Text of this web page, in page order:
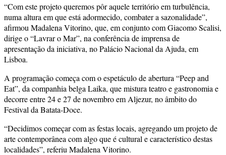
“Com este projeto queremos pôr aquele território em turbulência,
numa altura em que está adormecido, combater a sazonalidade”,
afirmou Madalena Vitorino, que, em conjunto com Giacomo Scalisi,
dirige o “Lavrar o Mar”, na conferência de imprensa de
apresentação da iniciativa, no Palácio Nacional da Ajuda, em
Lisboa.
A programação começa com o espetáculo de abertura “Peep and
Eat”, da companhia belga Laika, que mistura teatro e gastronomia e
decorre entre 24 e 27 de novembro em Aljezur, no âmbito do
Festival da Batata-Doce.
“Decidimos começar com as festas locais, agregando um projeto de
arte contemporânea com algo que é cultural e característico destas
localidades”, referiu Madalena Vitorino.